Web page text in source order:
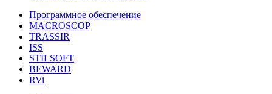
Программное обеспечение
MACROSCOP
TRASSIR
ISS
STILSOFT
BEWARD
RVi